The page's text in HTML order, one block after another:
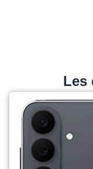
Les